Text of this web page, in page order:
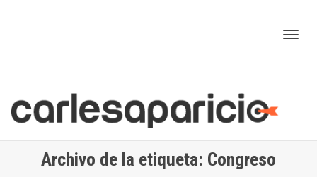
Archivo de la etiqueta: Congreso